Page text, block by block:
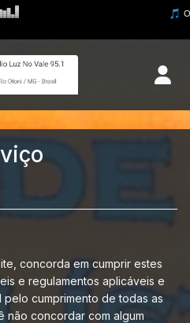
concorda em cumprir estes
e regulamentos aplicáveis ​​e
cumprimento de todas as
não concordar com algum